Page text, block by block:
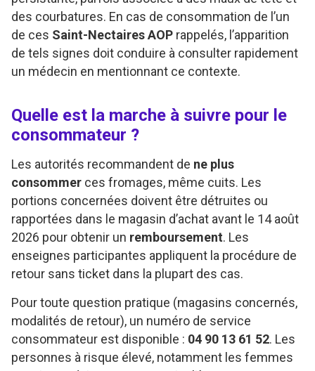
des courbatures. En cas de consommation de l’un
de ces Saint-Nectaires AOP rappelés, l’apparition
de tels signes doit conduire à consulter rapidement
un médecin en mentionnant ce contexte.
Quelle est la marche à suivre pour le
consommateur ?
Les autorités recommandent de ne plus
consommer ces fromages, même cuits. Les
portions concernées doivent être détruites ou
rapportées dans le magasin d’achat avant le 14 août
2026 pour obtenir un remboursement. Les
enseignes participantes appliquent la procédure de
retour sans ticket dans la plupart des cas.
Pour toute question pratique (magasins concernés,
modalités de retour), un numéro de service
consommateur est disponible : 04 90 13 61 52. Les
personnes à risque élevé, notamment les femmes